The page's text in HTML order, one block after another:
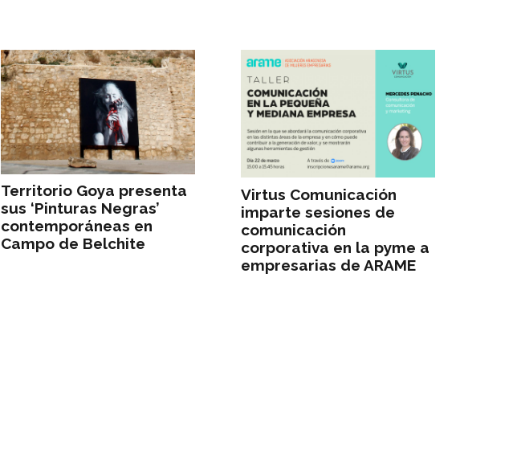
Territorio Goya presenta
sus ‘Pinturas Negras’
contemporáneas en
Campo de Belchite
Virtus Comunicación
imparte sesiones de
comunicación
corporativa en la pyme a
empresarias de ARAME